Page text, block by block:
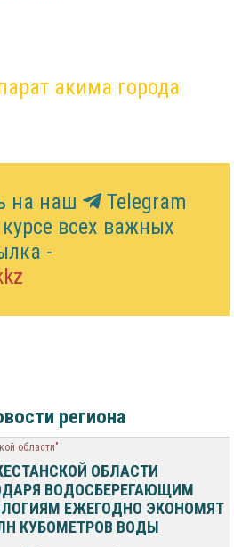
акима города
на наш
Telegram
всех важных
-
региона
области"
ОБЛАСТИ
ВОДОСБЕРЕГАЮЩИМ
ЕЖЕГОДНО ЭКОНОМЯТ
КУБОМЕТРОВ ВОДЫ